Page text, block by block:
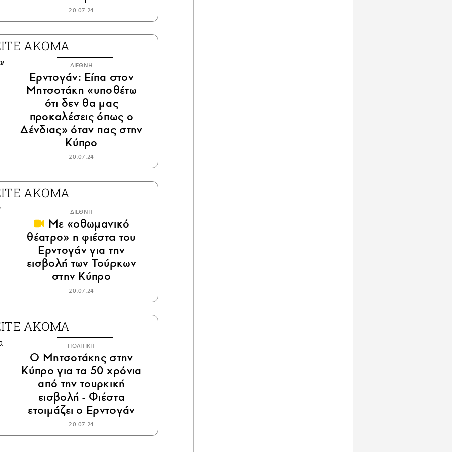
20.07.24
ΑΚΟΜΑ
ΔΙΕΘΝΗ
Ερντογάν: Είπα στον
Μητσοτάκη «υποθέτω
ότι δεν θα μας
προκαλέσεις όπως ο
Δένδιας» όταν πας στην
Κύπρο
20.07.24
ΑΚΟΜΑ
ΔΙΕΘΝΗ
Με «οθωμανικό
θέατρο» η φιέστα του
Ερντογάν για την
εισβολή των Τούρκων
στην Κύπρο
20.07.24
ΑΚΟΜΑ
ΠΟΛΙΤΙΚΗ
Ο Μητσοτάκης στην
Κύπρο για τα 50 χρόνια
από την τουρκική
εισβολή - Φιέστα
ετοιμάζει ο Ερντογάν
20.07.24